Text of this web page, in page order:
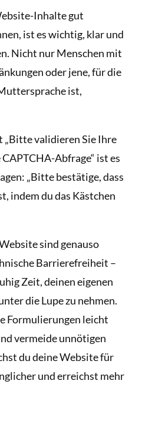
Inhalte gut
ist es wichtig, klar und
Nicht nur Menschen mit
oder jene, für die
ist,
„Bitte validieren Sie Ihre
Abfrage“ ist es
„Bitte bestätige, dass
indem du das Kästchen
sind genauso
Barrierefreiheit –
Zeit, deinen eigenen
die Lupe zu nehmen.
Formulierungen leicht
vermeide unnötigen
du deine Website für
und erreichst mehr